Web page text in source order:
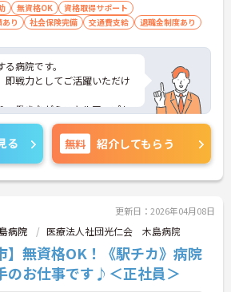
無資格OK
資格取得サポート
り
社会保険完備 交通費支給 退職金制度あり
病院です。
即戦力としてご活躍いただけ
、働きながらスキルアップも
接対策ポイントなど、さら
ますのでお気軽にご相談くだ
る 無料 紹介してもらう
更新日：2026年04月08日
病院 医療法人社団光仁会 木島病院
】無資格OK！《駅チカ》病院
のお仕事です♪＜正社員＞